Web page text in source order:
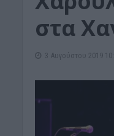
στα
3 Αυγούστου 2019